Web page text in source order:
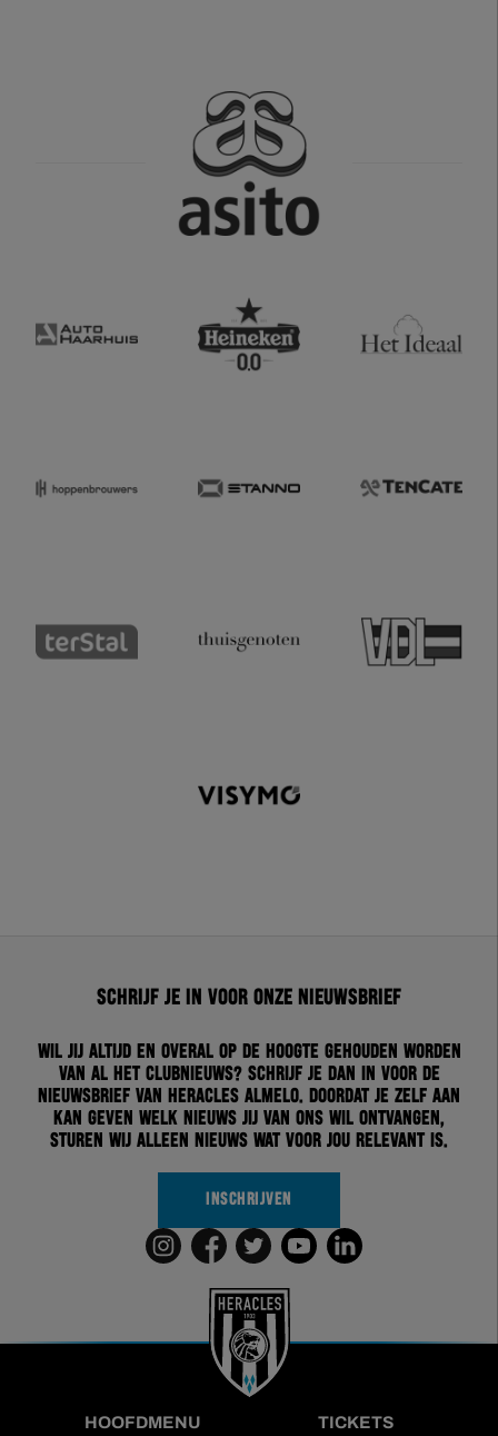
Schrijf je in voor onze nieuwsbrief
Wil jij altijd en overal op de hoogte gehouden worden
van al het clubnieuws? Schrijf je dan in voor de
nieuwsbrief van Heracles Almelo. Doordat je zelf aan
kan geven welk nieuws jij van ons wil ontvangen,
sturen wij alleen nieuws wat voor jou relevant is.
INSCHRIJVEN
HOOFDMENU TICKETS